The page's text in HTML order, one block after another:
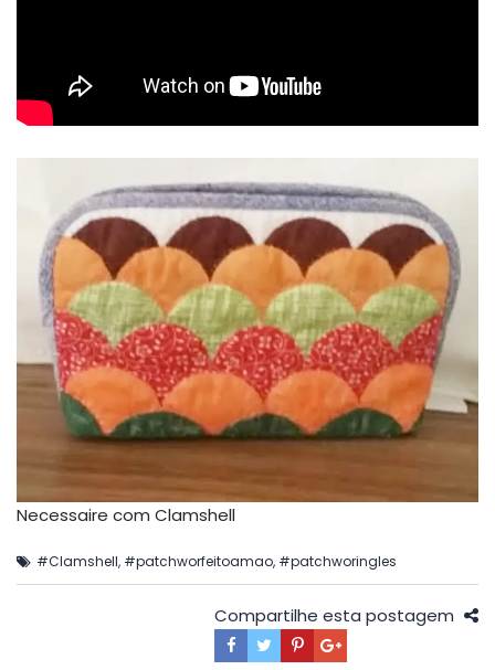
Necessaire com Clamshell
#Clamshell, #patchworfeitoamao, #patchworingles
Compartilhe esta postagem